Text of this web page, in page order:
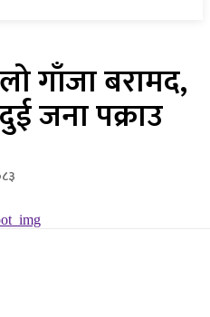
गाँजा बरामद,
जना पक्राउ